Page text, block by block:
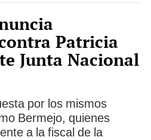
Patricia
Junta Nacional
por los mismos
Bermejo, quienes
a la fiscal de la